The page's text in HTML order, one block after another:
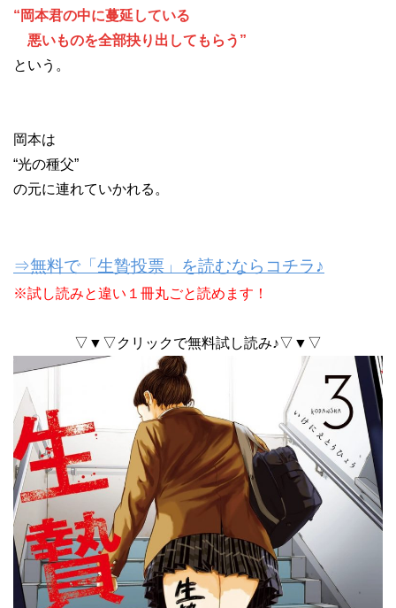
“岡本君の中に蔓延している
悪いものを全部抉り出してもらう”
という。
岡本は
“光の種父”
の元に連れていかれる。
⇒無料で「生贄投票」を読むならコチラ♪
※試し読みと違い１冊丸ごと読めます！
▽▼▽クリックで無料試し読み♪▽▼▽